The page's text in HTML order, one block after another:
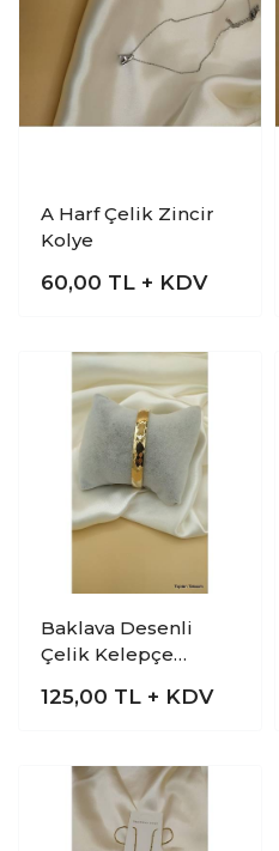
A Harf Çelik Zincir
Kolye
60,00 TL + KDV
Baklava Desenli
Çelik Kelepçe
125,00 TL + KDV